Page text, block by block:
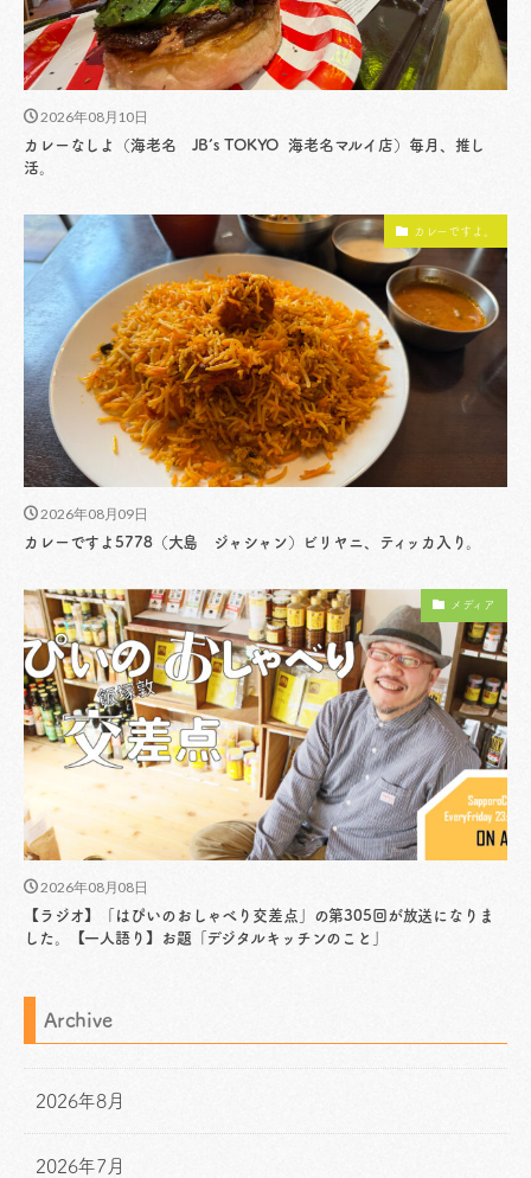
2026年08月10日
カレーなしよ（海老名 JB’s TOKYO 海老名マルイ店）毎月、推し
活。
カレーですよ。
2026年08月09日
カレーですよ5778（大島 ジャシャン）ビリヤニ、ティッカ入り。
メディア
2026年08月08日
【ラジオ】「はぴいのおしゃべり交差点」の第305回が放送になりま
した。【一人語り】お題「デジタルキッチンのこと」
Archive
2026年8月
2026年7月